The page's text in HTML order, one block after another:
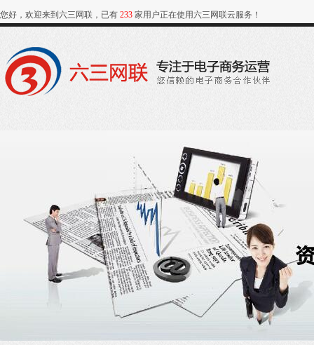
您好，欢迎来到六三网联，已有 233 家用户正在使用六三网联云服务！